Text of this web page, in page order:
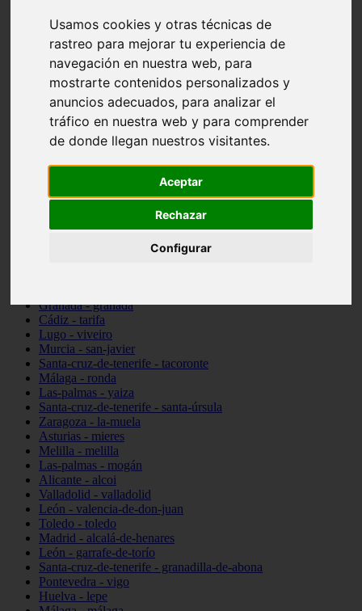
Usamos cookies y otras técnicas de
rastreo para mejorar tu experiencia de
navegación en nuestra web, para
mostrarte contenidos personalizados y
anuncios adecuados, para analizar el
tráfico en nuestra web y para comprender
de donde llegan nuestros visitantes.
Aceptar
Rechazar
Configurar
Madrid - pozuelo-de-alarcón
Teruel - sarrión
Cádiz - algodonales
Illes-balears - inca
Madrid - madrid
Málaga - torremolinos
Asturias - oviedo
Cádiz - el-puerto-de-santa-maría
Asturias - aller
Zaragoza - zaragoza
Valencia - valencia
Granada - granada
Cádiz - tarifa
Lugo - viveiro
Murcia - san-javier
Santa-cruz-de-tenerife - tacoronte
Málaga - ronda
Las-palmas - yaiza
Santa-cruz-de-tenerife - santa-úrsula
Zaragoza - la-muela
Asturias - mieres
Melilla - melilla
Las-palmas - mogán
Alicante - alcoi
Valladolid - valladolid
León - valencia-de-don-juan
Toledo - toledo
Madrid - alcalá-de-henares
León - garrafe-de-torío
Santa-cruz-de-tenerife - granadilla-de-abona
Pontevedra - vigo
Huelva - lepe